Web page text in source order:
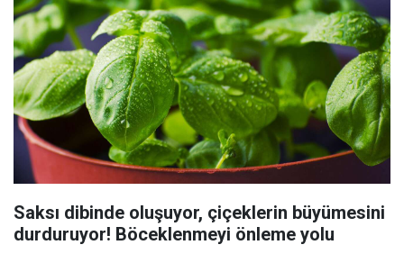
Saksı dibinde oluşuyor, çiçeklerin büyümesini
durduruyor! Böceklenmeyi önleme yolu